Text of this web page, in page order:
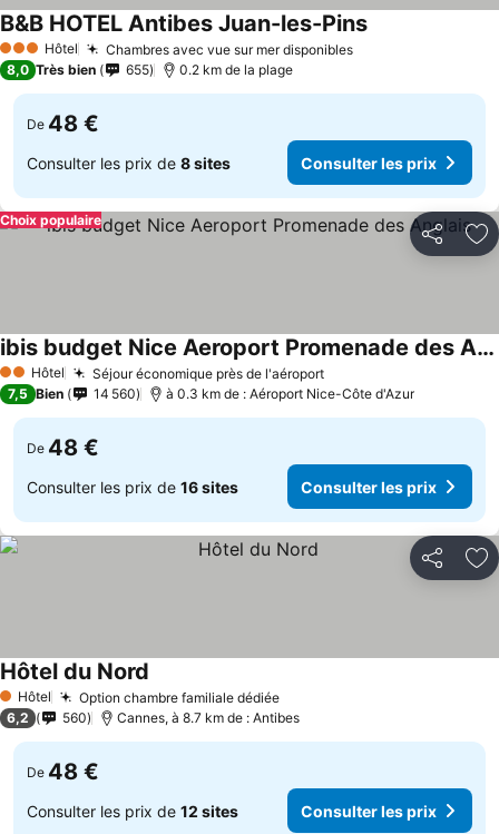
3 ÉtoilesHôtel Chambres avec vue sur mer disponiblesConsulter les prix
B&B HOTEL Antibes Juan-les-PinsConsulter les
8,0 Très bien 655 0.2 km de la plage
De 48 €
Consulter les prix de 8 sites Consulter les prix
Partager
Choix populaire
2 Étoiles
Hôtel Séjour économique près de l'aéroportConsulter les prix
ibis budget Nice Aeroport Promenade des Anglais
Consulter les prix
7,5 Bien 14 560 à 0.3 km de : Aéroport Nice-Côte d'Azur
De 48 €
Consulter les prix de 16 sites Consulter les prix
Partager
1 Étoiles
Hôtel Option chambre familiale dédiéeConsulter les prix
Hôtel du Nord
6,2 560 Cannes, à 8.7 km de : Antibes
De 48 €
Consulter les prix de 12 sites Consulter les prix